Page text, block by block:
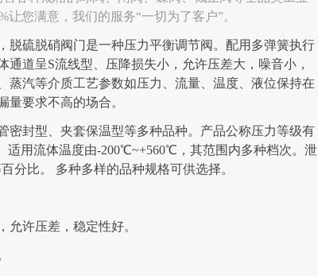
让您满意，我们的服务“一切为了客户”。
脱硫脱硝阀门是一种压力平衡调节阀。配用多弹簧执行
道呈S流线型、压降损失小，允许压差大，噪音小，
蒸汽等介质工艺参数如压力、流量、温度、液位保持在
量要求不高的场合。
密封型、夹套保温型等多种品种。产品公称压力等级有
适用流体温度由-200℃~+560℃，其范围内多种档次。泄
分比。 多种多样的品种规格可供选择。
许压差，稳定性好。